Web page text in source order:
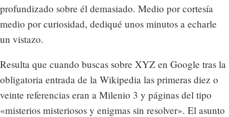
profundizado sobre él demasiado. Medio por cortesía
medio por curiosidad, dediqué unos minutos a echarle
un vistazo.
Resulta que cuando buscas sobre XYZ en Google tras la
obligatoria entrada de la Wikipedia las primeras diez o
veinte referencias eran a Milenio 3 y páginas del tipo
«misterios misteriosos y enigmas sin resolver». El asunto